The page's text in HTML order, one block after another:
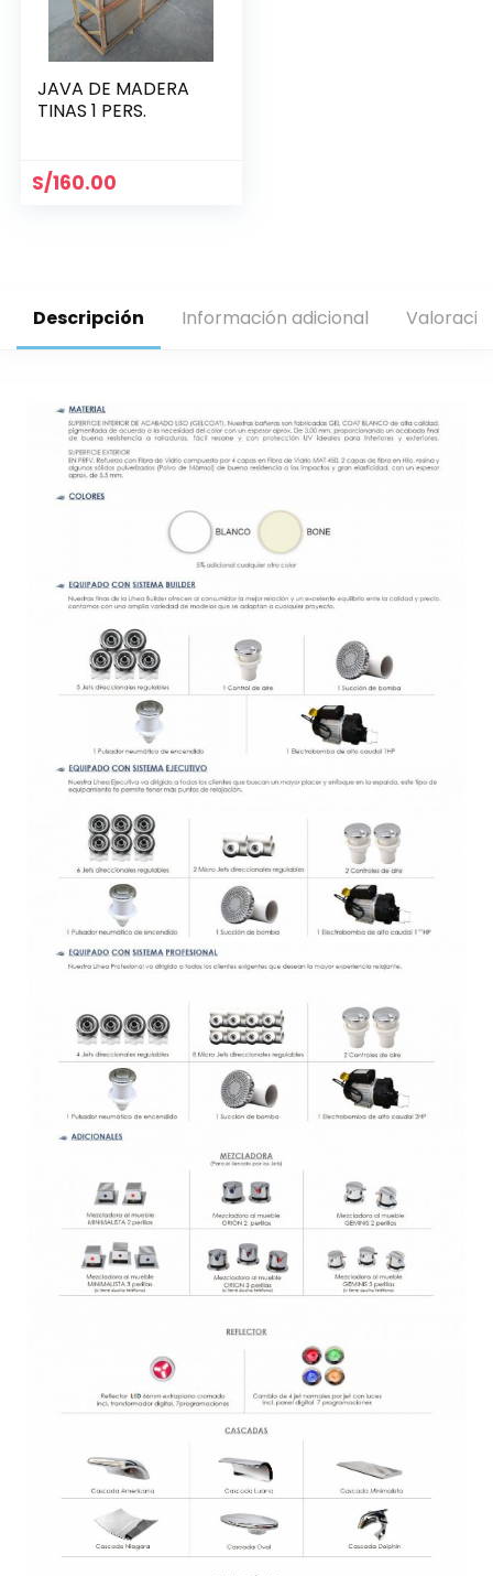
JAVA DE MADERA
TINAS 1 PERS.
S/160.00
Descripción Información adicional